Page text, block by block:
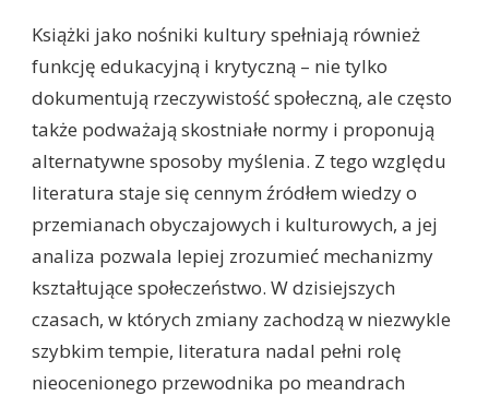
Książki jako nośniki kultury spełniają również
funkcję edukacyjną i krytyczną – nie tylko
dokumentują rzeczywistość społeczną, ale często
także podważają skostniałe normy i proponują
alternatywne sposoby myślenia. Z tego względu
literatura staje się cennym źródłem wiedzy o
przemianach obyczajowych i kulturowych, a jej
analiza pozwala lepiej zrozumieć mechanizmy
kształtujące społeczeństwo. W dzisiejszych
czasach, w których zmiany zachodzą w niezwykle
szybkim tempie, literatura nadal pełni rolę
nieocenionego przewodnika po meandrach